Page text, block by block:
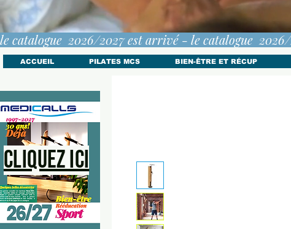
le catalogue  2026/2027 est arrivé -
ACCUEIL PILATES MCS BIEN-ÊTRE ET RÉCUP
Cliquez ici